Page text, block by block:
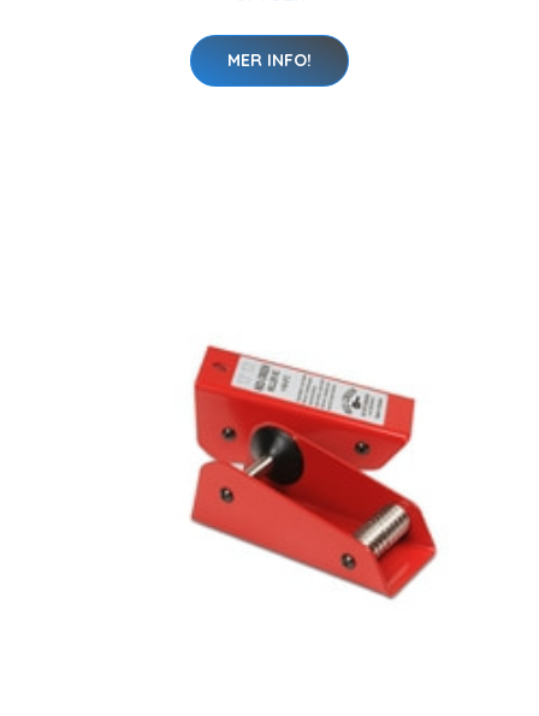
MER INFO!